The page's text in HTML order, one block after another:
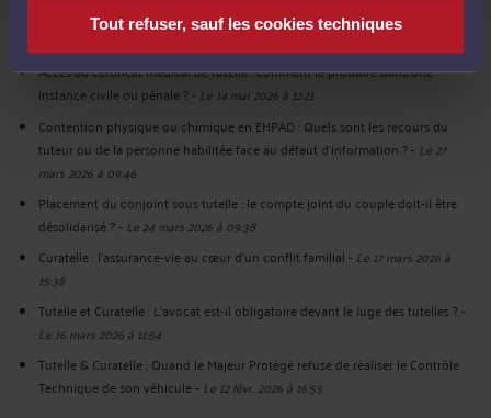
Tout refuser, sauf les cookies techniques
Tutelle et Entreprise Individuelle : Peut-on rester chef d'entreprise quand on
Accès au certificat médical de tutelle : comment le produire dans une
instance civile ou pénale ?- Le 14 mai 2026 à 12:21
Contention physique ou chimique en EHPAD : Quels sont les recours du
tuteur ou de la personne habilitée face au défaut d'information ?- Le 27
mars 2026 à 09:46
Placement du conjoint sous tutelle : le compte joint du couple doit-il être
désolidarisé ?- Le 24 mars 2026 à 09:38
Curatelle : l'assurance-vie au cœur d'un conflit familial- Le 17 mars 2026 à
15:38
Tutelle et Curatelle : L’avocat est-il obligatoire devant le Juge des tutelles ?-
Le 16 mars 2026 à 11:54
Tutelle & Curatelle : Quand le Majeur Protégé refuse de réaliser le Contrôle
Technique de son véhicule- Le 12 févr. 2026 à 16:55